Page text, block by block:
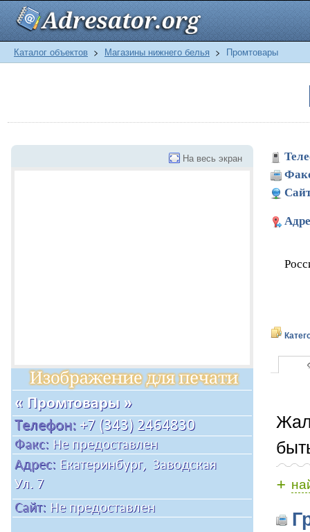
Каталог объектов > Магазины нижнего белья > Промтовары
На весь экран
+